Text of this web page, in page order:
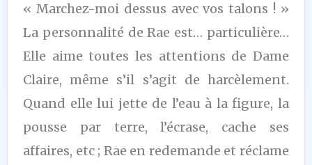
« Marchez-moi dessus avec vos talons ! »
La personnalité de Rae est… particulière…
Elle aime toutes les attentions de Dame
Claire, même s’il s’agit de harcèlement.
Quand elle lui jette de l’eau à la figure, la
pousse par terre, l’écrase, cache ses
affaires, etc ; Rae en redemande et réclame